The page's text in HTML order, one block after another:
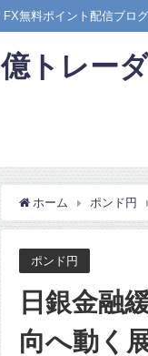
FX無料ポイント配信ブロ
億トレー
ホーム ポンド円
ポンド円
日銀金融
向へ動く